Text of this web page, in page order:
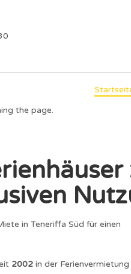
the page.
in Teneriffa Süd für einen
2002 in der